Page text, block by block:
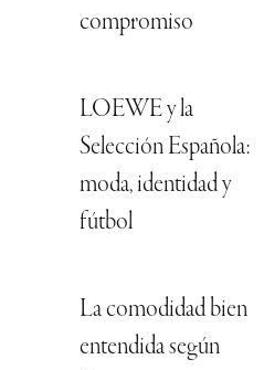
compromiso
LOEWE y la
Selección Española:
moda, identidad y
fútbol
La comodidad bien
entendida según